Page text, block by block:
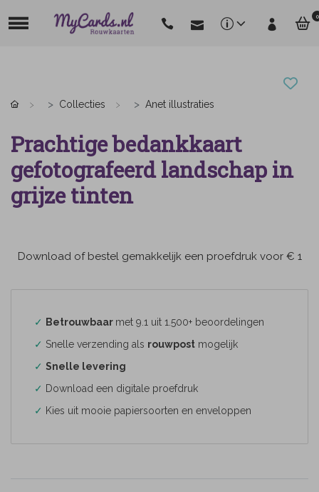
0
Collecties Anet illustraties
Prachtige bedankkaart
gefotografeerd landschap in
grijze tinten
Download of bestel gemakkelijk een proefdruk voor € 1
✓ Betrouwbaar met 9.1 uit 1.500+ beoordelingen
✓ Snelle verzending als rouwpost mogelijk
✓ Snelle levering
✓ Download een digitale proefdruk
✓ Kies uit mooie papiersoorten en enveloppen